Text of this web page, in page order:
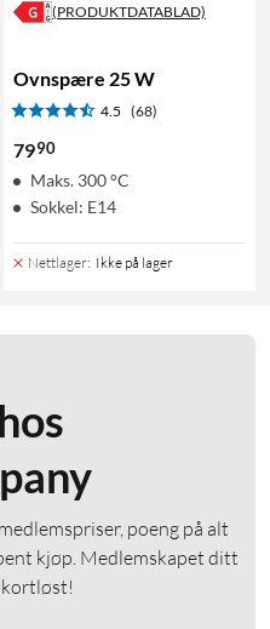
(PRODUKTDATABLAD)
Ovnspære 25 W
4.5 (68)
7990
Maks. 300 °C
Sokkel: E14
Nettlager: Ikke på lager
poeng på alt
kjøp. Medlemskapet ditt